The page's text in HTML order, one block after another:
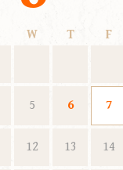
W T F
5 6 7
12 13 14